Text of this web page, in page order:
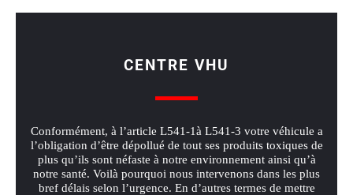
CENTRE VHU
Conformément, à l’article L541-1à L541-3 votre véhicule a
l’obligation d’être dépollué de tout ses produits toxiques de
plus qu’ils sont néfaste à notre environnement ainsi qu’à
notre santé. Voilà pourquoi nous intervenons dans les plus
bref délais selon l’urgence. En d’autres termes de mettre